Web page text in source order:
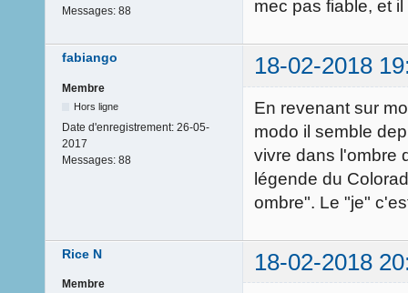
Messages: 88 mec pas fiable, et
fabiango 18-02-2018
Membre
Hors ligne
Date d'enregistrement: 26-05-
2017
Messages: 88
En revenant sur
modo il semble
vivre dans l'ombre
légende du
ombre". Le "je"
Rice N 18-02-2018
Membre